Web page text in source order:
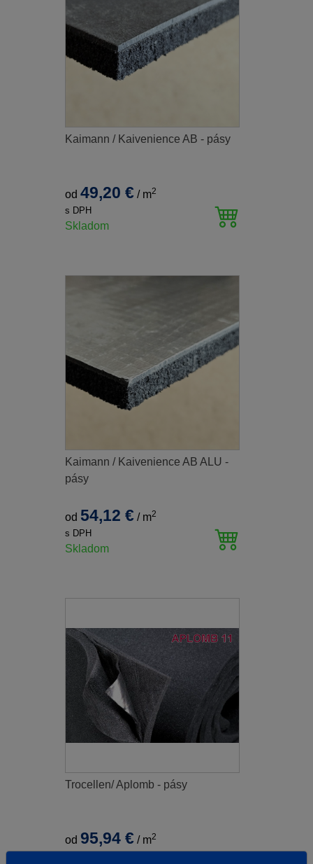
Kaimann / Kaivenience AB - pásy
od 49,20 € / m2
s DPH
Skladom
Kaimann / Kaivenience AB ALU -
pásy
od 54,12 € / m2
s DPH
Skladom
Trocellen/ Aplomb - pásy
od 95,94 € / m2